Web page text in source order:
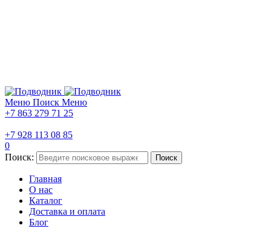
Меню Поиск Меню
+7 863 279 71 25
+7 928 113 08 85
0
Поиск:
Поиск
Главная
О нас
Каталог
Доставка и оплата
Блог